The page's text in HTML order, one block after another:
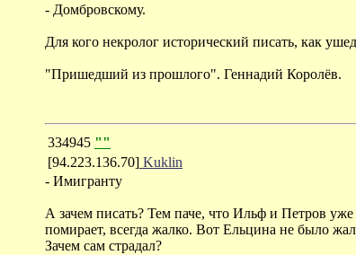
- Домбровскому.
Для кого некролог исторический писать, как
"Пришедший из прошлого". Геннадий Королёв.
334945 ""
[94.223.136.70] Kuklin
- Имигранту
А зачем писать? Тем паче, что Ильф и Петров
помирает, всегда жалко. Вот Ельцина не было
Зачем сам страдал?